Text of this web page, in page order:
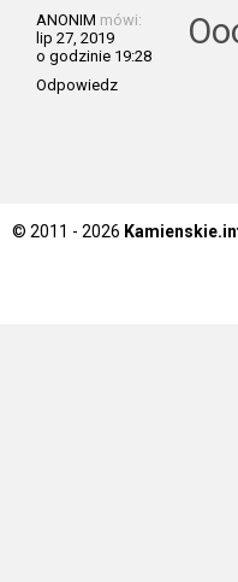
ANONIM mówi:
lip 27, 2019
o godzinie 19:28
Odpowiedz
© 2011 - 2026